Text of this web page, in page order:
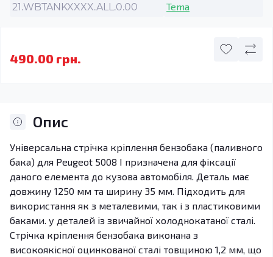
21.WBTANKXXXX.ALL.0.00
Tema
490.00 грн.
Опис
Універсальна стрічка кріплення бензобака (паливного
бака) для Peugeot 5008 I призначена для фіксації
даного елемента до кузова автомобіля. Деталь має
довжину 1250 мм та ширину 35 мм. Підходить для
використання як з металевими, так і з пластиковими
баками. у деталей із звичайної холоднокатаної сталі.
Стрічка кріплення бензобака виконана з
високоякісної оцинкованої сталі товщиною 1,2 мм, що